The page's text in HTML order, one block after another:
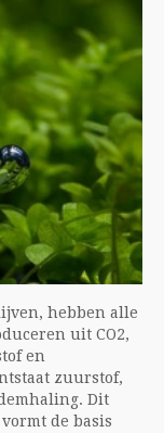
hebben alle
uit CO2,
en
zuurstof,
Dit
de basis